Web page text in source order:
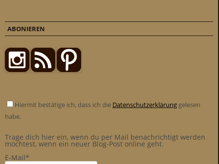
ABONIEREN
Hiermit bestätige ich, dass ich die Datenschutzerklärung gelesen
habe.
Trage dich hier ein, wenn du per Mail benachrichtigt werden
möchtest, wenn ein neuer Blog-Post online geht.
E-Mail*